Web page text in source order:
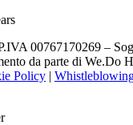
00767170269 –
da parte di We.Do
Policy |